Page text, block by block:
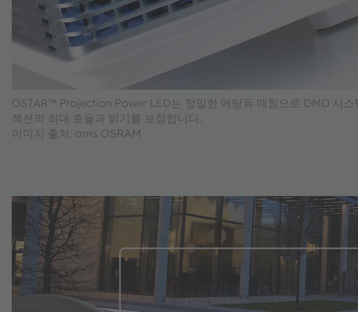
OSTAR™ Projection Power LED는 정밀한 에탕듀 매칭으로 DMD 시
젝션의 최대 효율과 밝기를 보장합니다.
이미지 출처: ams OSRAM